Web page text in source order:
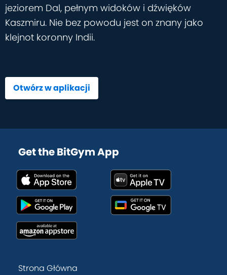
jeziorem Dal, pełnym widoków i dźwięków
Kaszmiru. Nie bez powodu jest on znany jako
klejnot koronny Indii.
Otwórz w aplikacji
Get the BitGym App
Strona Główna